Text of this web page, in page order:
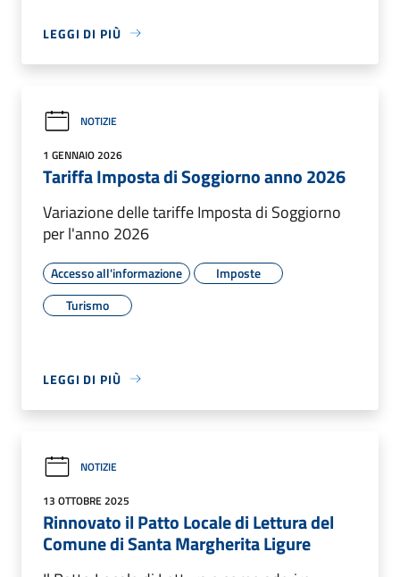
LEGGI DI PIÙ
NOTIZIE
1 GENNAIO 2026
Tariffa Imposta di Soggiorno anno 2026
Variazione delle tariffe Imposta di Soggiorno
per l'anno 2026
Accesso all'informazione
Imposte
Turismo
LEGGI DI PIÙ
NOTIZIE
13 OTTOBRE 2025
Rinnovato il Patto Locale di Lettura del
Comune di Santa Margherita Ligure